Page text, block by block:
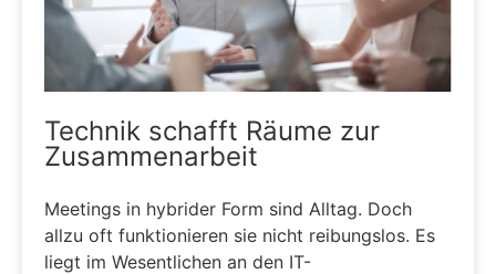
Technik schafft Räume zur
Zusammenarbeit
Meetings in hybrider Form sind Alltag. Doch
allzu oft funktionieren sie nicht reibungslos. Es
liegt im Wesentlichen an den IT-